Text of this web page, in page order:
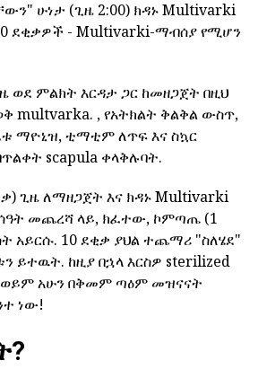
ሁነታ (ጊዜ 2:00) ክዳኑ Multivarki
ደቂቃዎች - Multivarki-ማብሰያ የሚሆን
ወደ ምልክት እርዳታ ጋር ከመዘጋጀት በዚህ
multvarka. , የአትክልት ቅልቅል ውስጥ,
ማዮኒዝ, ቲማቲም ለጥፍ እና ስኳር
scapula ቀላቅሉባት.
ጊዜ ለማዘጋጀት እና ክዳኑ Multivarki
መጨረሻ ላይ, ክፈተው, ኮምጣጤ (1
አይርሱ. 10 ደቂቃ ያህል ተጨማሪ "ስለሄደ"
ይተዉት. ከዚያ በኋላ እርስዎ sterilized
አሁን በቅመም ጣዕም መዝናናት
ነው!